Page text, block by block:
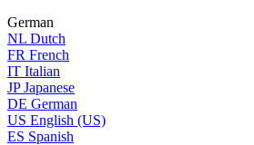
German
NL Dutch
FR French
IT Italian
JP Japanese
DE German
US English (US)
ES Spanish